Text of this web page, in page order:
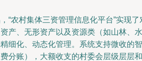
“农村集体三资管理信息化平台”实现了
产、无形资产以及资源类（如山林、水
细化、动态化管理。系统支持微收的智
分账），大额收支的村委会层级层层和